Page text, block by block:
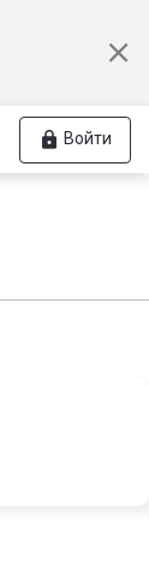
Войти